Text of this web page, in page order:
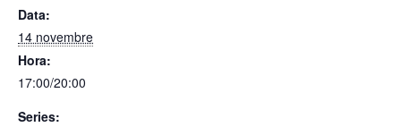
Data:
14 novembre
Hora:
17:00/20:00
Series: